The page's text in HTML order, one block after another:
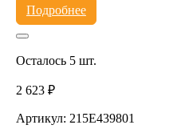
Подробнее
Осталось 5 шт.
2 623 ₽
Артикул: 215E439801